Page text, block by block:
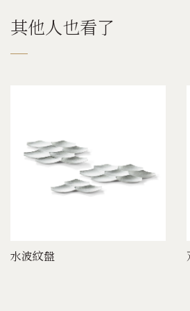
其他人也看了
水波紋盤